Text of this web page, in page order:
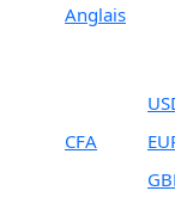
Anglais
CFA